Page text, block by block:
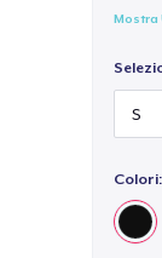
Mostra
Colori: